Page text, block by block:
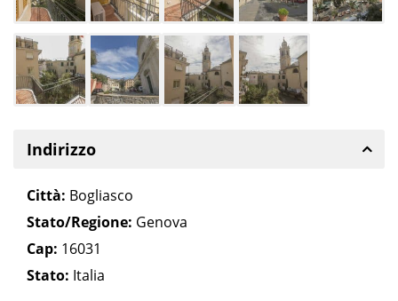
Indirizzo
Città: Bogliasco
Stato/Regione: Genova
Cap: 16031
Stato: Italia